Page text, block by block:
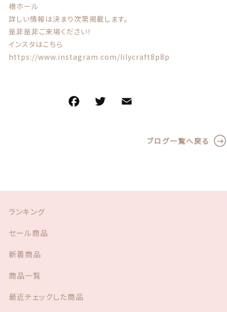
橋ホール
詳しい情報は決まり次第掲載します。
是非是非ご来場ください！
インスタはこちら
https://www.instagram.com/lilycraft8p8p
ai
ブログ一覧へ戻る
ランキング
セール商品
新着商品
商品一覧
最近チェックした商品